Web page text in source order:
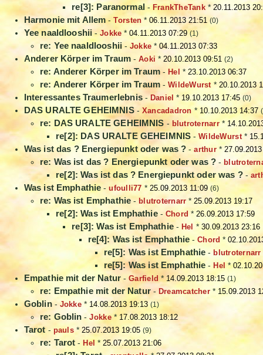
re[3]: Paranormal- FrankTheTank * 20.11.2013
Harmonie mit Allem-Torsten *06.11.2013 21:51 (0)
Yee naaldlooshii-Jokke *04.11.2013 07:29 (1)
re: Yee naaldlooshii- Jokke *04.11.2013 07:33
Anderer Körper im Traum -Aoki *20.10.2013 09:51 (2)
re: Anderer Körper im Traum - Hel * 23.10.2013 06:37
re: Anderer Körper im Traum -WildeWurst* 20.10.2013
Interessantes Traumerlebnis- Daniel * 19.10.2013 17:45 (0)
DAS URALTE GEHEIMNIS- Xancadadron * 10.10.2013 14:37
re: DAS URALTE GEHEIMNIS - blutroternarr*
re[2]: DAS URALTE GEHEIMNIS -WildeWurst*
Was ist das ? Energiepunkt oder was ? -arthur*
re: Was ist das ? Energiepunkt oder was ? -
re[2]: Was ist das ? Energiepunkt oder was ?-
Was ist Emphathie -ufoulli77 * 25.09.2013 11:09 (6)
re: Was ist Emphathie - blutroternarr *25.09.2013 19:17
re[2]: Was ist Emphathie- Chord *26.09.2013 17:59
re[3]: Was ist Emphathie- Hel * 30.09.2013 23:16
re[4]: Was ist Emphathie -Chord *
re[5]: Was ist Emphathie - blutroternarr
re[5]: Was ist Emphathie - Hel *
Empathie mit der Natur -Garfield * 14.09.2013 18:15 (1)
re: Empathie mit der Natur- Dreamcatcher* 15.09.2013
Goblin- Jokke* 14.08.2013 19:13 (1)
re: Goblin -Jokke* 17.08.2013 18:12
Tarot - pauls* 25.07.2013 19:05 (9)
re: Tarot - Hel*25.07.2013 21:06